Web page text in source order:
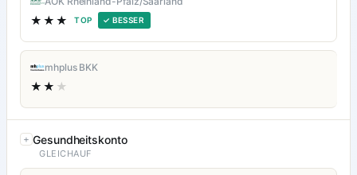
★★★ TOP ✓ BESSER
mhplus BKK
★★ ★
Gesundheitskonto
GLEICHAUF